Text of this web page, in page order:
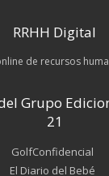
RRHH Digital
de recursos
Grupo
21
GolfConfidencial
El Diario del Bebé